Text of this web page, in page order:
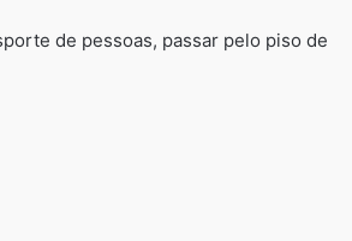
de pessoas, passar pelo piso de